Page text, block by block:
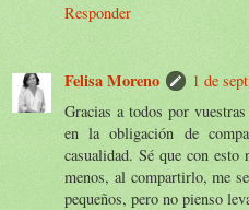
Responder
Felisa Moreno
1 de
Gracias a todos por
en la obligación de
casualidad. Sé que con
menos, al compartirlo, me
pequeños, pero no pienso